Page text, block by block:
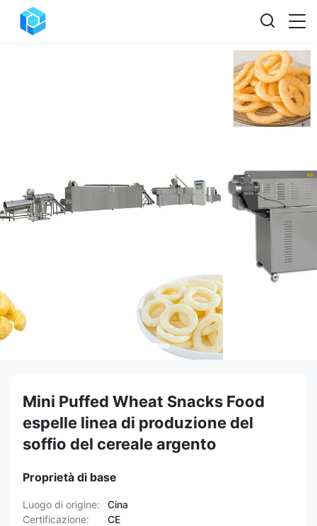
Mini Puffed Wheat Snacks Food
espelle linea di produzione del
soffio del cereale argento
Proprietà di base
Luogo di origine:
Cina
Certificazione:
CE